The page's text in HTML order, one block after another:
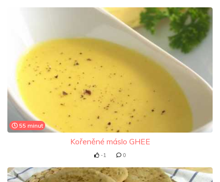
55 minut
Kořeněné máslo GHEE
-1 0